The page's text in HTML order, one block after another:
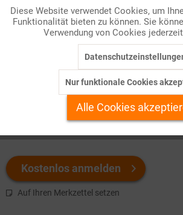
Energierohstoff in Deutschland. Aber seit
änderte sich das, und auch die
andere als damals.
Welchen Download brauchen
Kostenlos anmelden
Auf Ihren Merkzettel setzen
Marketing
Personalisierung
Service
Diese Website verwendet Cookies, um
Funktionalität bieten zu können. Sie
Verwendung von Cookies jederzeit
Nur funktionale Cookies
Alle Cookies